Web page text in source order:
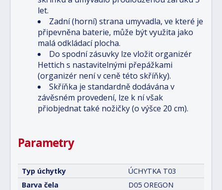
let.
Zadní (horní) strana umyvadla, ve které je
připevněna baterie, může být využita jako
malá odkládací plocha.
Do spodní zásuvky lze vložit organizér
Hettich s nastavitelnými přepážkami
(organizér není v ceně této skříňky).
Skříňka je standardně dodávána v
závěsném provedení, lze k ní však
přiobjednat také nožičky (o výšce 20 cm).
Parametry
Typ úchytky
ÚCHYTKA T03
Barva čela
D05 OREGON